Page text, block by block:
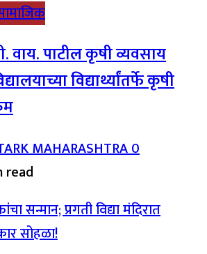
वाय. पाटील कृषी व्यवसाय
विद्यार्थ्यांतर्फे कृषी
MAHARASHTRA0
read